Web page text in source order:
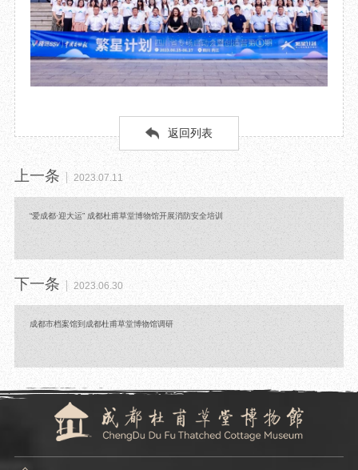
返回列表
上一条 2023.07.11
“爱成都·迎大运” 成都杜甫草堂博物馆开展消防安全培训
下一条 2023.06.30
成都市档案馆到成都杜甫草堂博物馆调研